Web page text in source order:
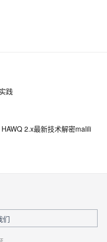
践
2.x最新技术解密malili
们